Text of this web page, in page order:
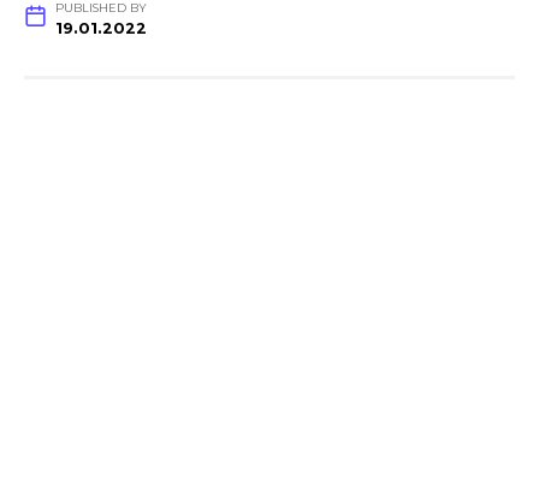
PUBLISHED BY
19.01.2022